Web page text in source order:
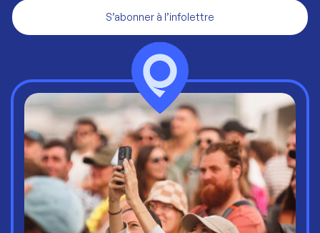
S’abonner à l’infolettre